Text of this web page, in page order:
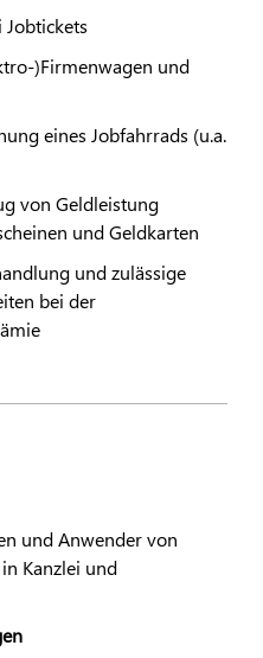
)Firmenwagen und
eines Jobfahrrads (u.a.
von Geldleistung
und Geldkarten
und zulässige
bei der
und Anwender von
Kanzlei und